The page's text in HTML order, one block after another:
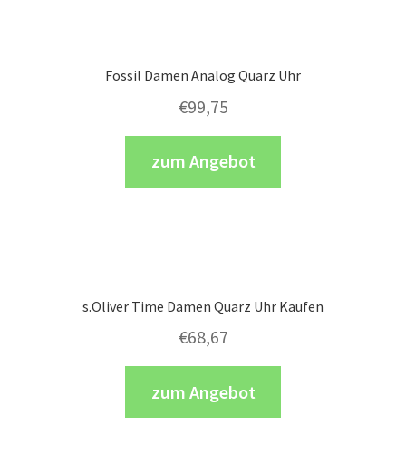
Fossil Damen Analog Quarz Uhr
€99,75
zum Angebot
s.Oliver Time Damen Quarz Uhr Kaufen
€68,67
zum Angebot